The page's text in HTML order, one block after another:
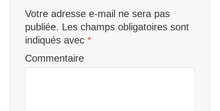
Votre adresse e-mail ne sera pas
publiée. Les champs obligatoires sont
indiqués avec *
Commentaire